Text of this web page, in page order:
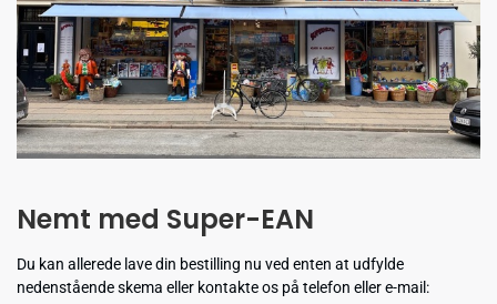
Nemt med Super-EAN
Du kan allerede lave din bestilling nu ved enten at udfylde
nedenstående skema eller kontakte os på telefon eller e-mail: